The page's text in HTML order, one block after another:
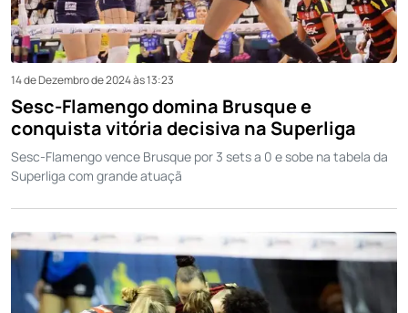
14 de Dezembro de 2024 às 13:23
Sesc-Flamengo domina Brusque e
conquista vitória decisiva na Superliga
Sesc-Flamengo vence Brusque por 3 sets a 0 e sobe na tabela da
Superliga com grande atuaçã